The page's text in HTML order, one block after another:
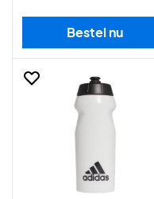
Bestel nu